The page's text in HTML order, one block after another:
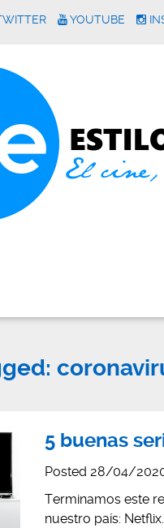
YOUTUBE
5 buenas
Posted 28/04/
Terminamos este
nuestro país: